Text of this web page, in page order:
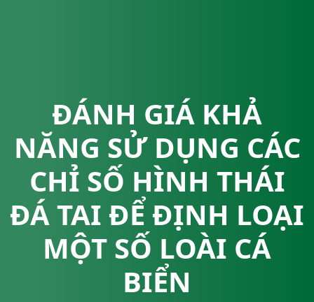
ĐÁNH GIÁ KHẢ
NĂNG SỬ DỤNG CÁC
CHỈ SỐ HÌNH THÁI
ĐÁ TAI ĐỂ ĐỊNH LOẠI
MỘT SỐ LOÀI CÁ
BIỂN